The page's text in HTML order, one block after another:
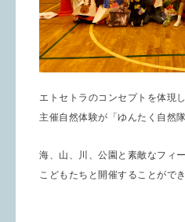
エトセトラのコンセプトを体現
主催自然体験が「ゆんたく自然隊
海、山、川、公園と素敵なフィ
こどもたちと開催することがで